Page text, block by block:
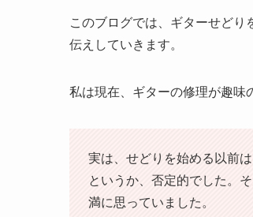
このブログでは、ギターせど
伝えしていきます。
私は現在、ギターの修理が趣味
実は、せどりを始める以前
というか、否定的でした。
満に思っていました。